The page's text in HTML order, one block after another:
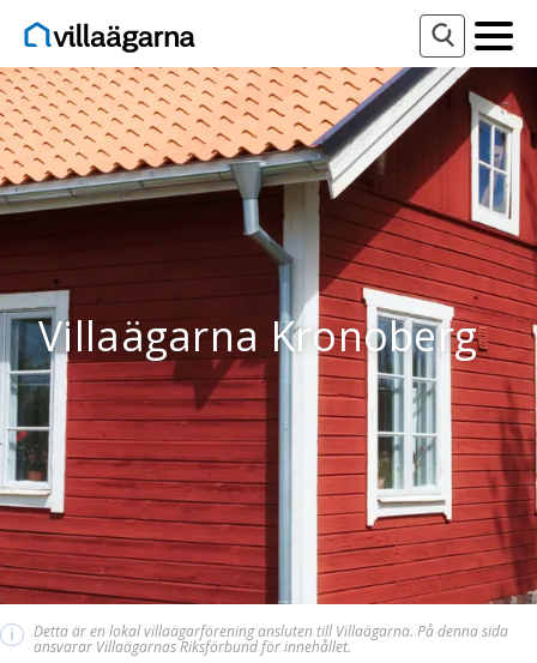
Villaägarna Kronoberg
i Detta är en lokal villaägarförening ansluten till Villaägarna. På denna sida
ansvarar Villaägarnas Riksförbund för innehållet.